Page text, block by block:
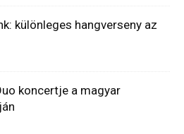
különleges hangverseny az
koncertje a magyar